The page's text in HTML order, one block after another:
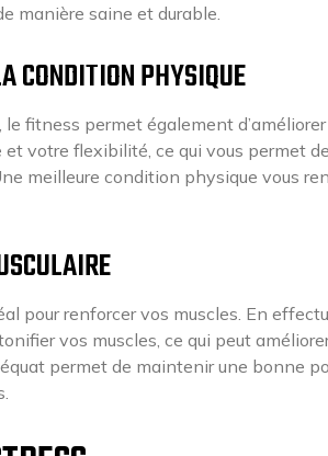
manière saine et durable.
CONDITION PHYSIQUE
le fitness permet également
votre flexibilité, ce qui vous permet
meilleure condition physique vous
pour renforcer vos muscles. En
vos muscles, ce qui peut
permet de maintenir une bonne